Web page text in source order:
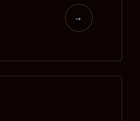
→